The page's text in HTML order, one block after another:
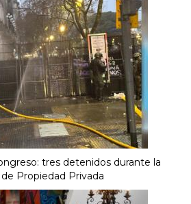
tres detenidos durante la
Propiedad Privada